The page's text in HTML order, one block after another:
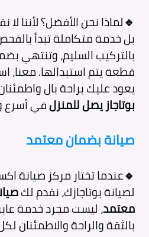
🔹لماذا نحن الأفضل؟ لأننا
بل خدمة متكاملة تبدأ
بالتركيب السليم، وتنتهي
قطعة يتم استبدالها. معنا،
يعود عليك براحة بال
بوتاجاز يصل للمنزلفي أسرع
صيانة بضمان معتمد
🔹عندما تختار مركز صيانة
لصيانة بوتاجازك، نقدم لك
معتمد، ليست مجرد خدمة
بالثقة والراحة والاطمئنان